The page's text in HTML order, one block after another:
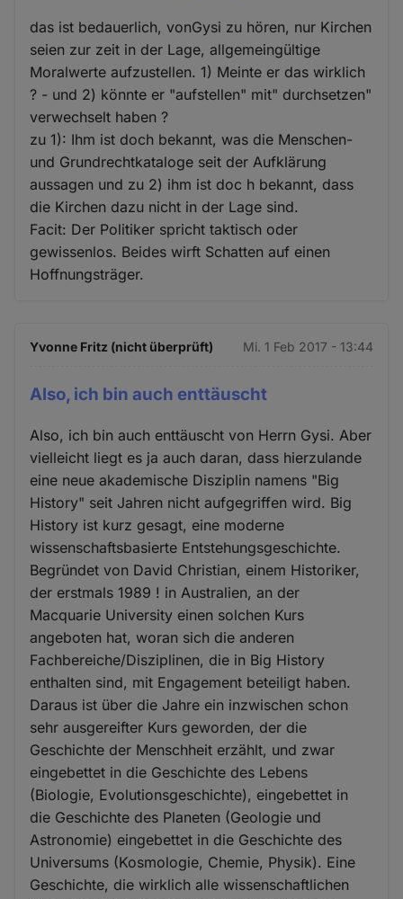
das ist bedauerlich, vonGysi zu hören, nur Kirchen
seien zur zeit in der Lage, allgemeingültige
Moralwerte aufzustellen. 1) Meinte er das wirklich
? - und 2) könnte er "aufstellen" mit" durchsetzen"
verwechselt haben ?
zu 1): Ihm ist doch bekannt, was die Menschen-
und Grundrechtkataloge seit der Aufklärung
aussagen und zu 2) ihm ist doc h bekannt, dass
die Kirchen dazu nicht in der Lage sind.
Facit: Der Politiker spricht taktisch oder
gewissenlos. Beides wirft Schatten auf einen
Hoffnungsträger.
Yvonne Fritz (nicht überprüft) Mi. 1 Feb 2017 - 13:44
Also, ich bin auch enttäuscht
Also, ich bin auch enttäuscht von Herrn Gysi. Aber
vielleicht liegt es ja auch daran, dass hierzulande
eine neue akademische Disziplin namens "Big
History" seit Jahren nicht aufgegriffen wird. Big
History ist kurz gesagt, eine moderne
wissenschaftsbasierte Entstehungsgeschichte.
Begründet von David Christian, einem Historiker,
der erstmals 1989 ! in Australien, an der
Macquarie University einen solchen Kurs
angeboten hat, woran sich die anderen
Fachbereiche/Disziplinen, die in Big History
enthalten sind, mit Engagement beteiligt haben.
Daraus ist über die Jahre ein inzwischen schon
sehr ausgereifter Kurs geworden, der die
Geschichte der Menschheit erzählt, und zwar
eingebettet in die Geschichte des Lebens
(Biologie, Evolutionsgeschichte), eingebettet in
die Geschichte des Planeten (Geologie und
Astronomie) eingebettet in die Geschichte des
Universums (Kosmologie, Chemie, Physik). Eine
Geschichte, die wirklich alle wissenschaftlichen